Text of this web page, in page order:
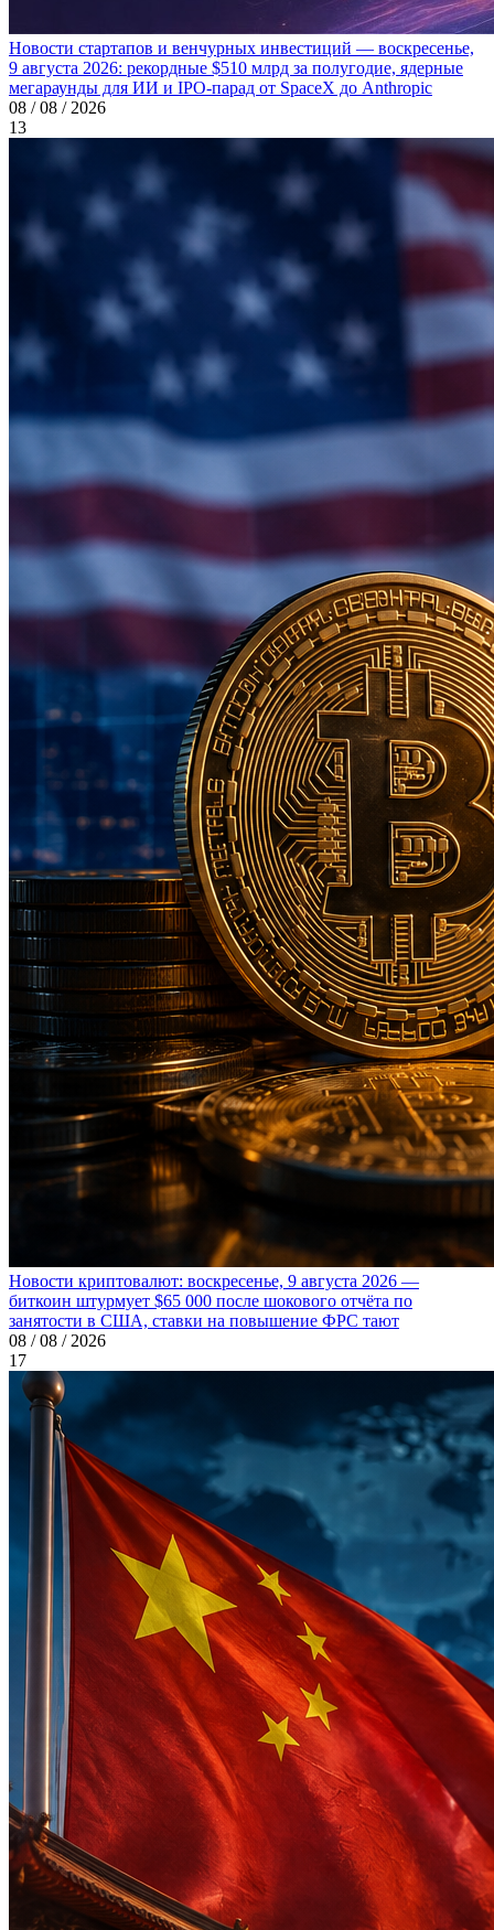
Новости стартапов и венчурных инвестиций — воскресенье,
9 августа 2026: рекордные $510 млрд за полугодие, ядерные
мегараунды для ИИ и IPO-парад от SpaceX до Anthropic
08 / 08 / 2026
13
Новости криптовалют: воскресенье, 9 августа 2026 —
биткоин штурмует $65 000 после шокового отчёта по
занятости в США, ставки на повышение ФРС тают
08 / 08 / 2026
17